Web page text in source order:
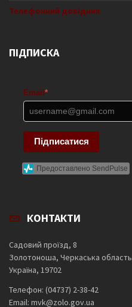
Телефонний довідник
ПІДПИСКА
Email *
Підписатися
Предоставлено SendPulse
КОНТАКТИ
Садовий проїзд, 8
Золотоноша, Черкаська область
Україна, 19702
Телефон: (04737) 2-38-42
Email: mvk@zolo.gov.ua